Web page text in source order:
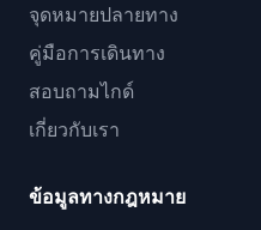
จุดหมายปลายทาง
คู่มือการเดินทาง
สอบถามไกด์
เกี่ยวกับเรา
ข้อมูลทางกฎหมาย